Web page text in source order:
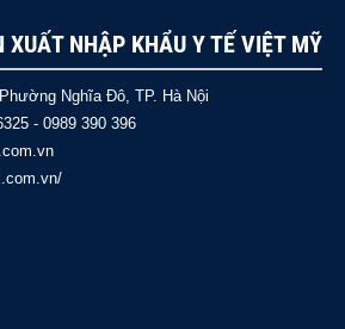
XUẤT NHẬP KHẨU Y TẾ VIỆT MỸ
Nghĩa Đô, TP. Hà Nội
- 0989 390 396